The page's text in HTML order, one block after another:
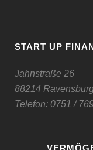
START UP
Jahnstraße 26
88214
Telefon: 0751 /